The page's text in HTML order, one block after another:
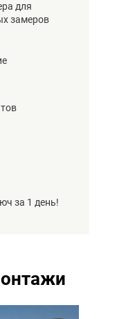
для
замеров
за 1 день!